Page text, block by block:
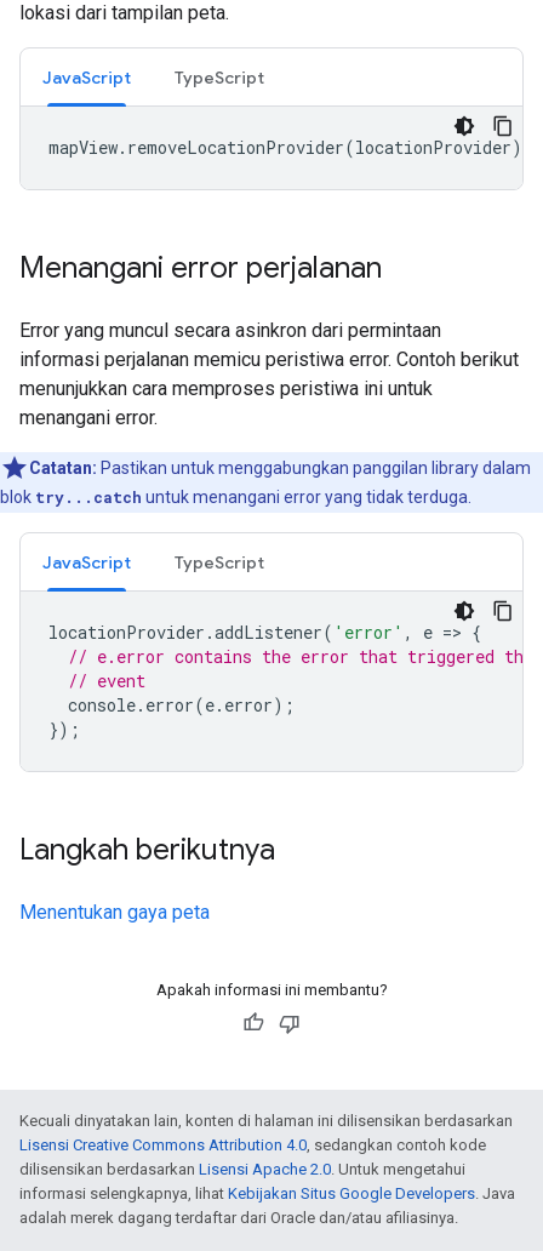
lokasi dari tampilan peta.
JavaScript TypeScript
mapView. removeLocationProvider(locationProvider);
Menangani error perjalanan
Error yang muncul secara asinkron dari permintaan
informasi perjalanan memicu peristiwa error. Contoh berikut
menunjukkan cara memproses peristiwa ini untuk
menangani error.
Catatan: Pastikan untuk menggabungkan panggilan library dalam
blok try...catch untuk menangani error yang tidak terduga.
JavaScript TypeScript
locationProvider .addListener( 'error' , e => {
// e.error contains the error that triggered the
// event
console. error(e. error);
});
Langkah berikutnya
Menentukan gaya peta
Apakah informasi ini membantu?
Kecuali dinyatakan lain, konten di halaman ini dilisensikan berdasarkan
Lisensi Creative Commons Attribution 4.0, sedangkan contoh kode
dilisensikan berdasarkan Lisensi Apache 2.0. Untuk mengetahui
informasi selengkapnya, lihat Kebijakan Situs Google Developers. Java
adalah merek dagang terdaftar dari Oracle dan/atau afiliasinya.